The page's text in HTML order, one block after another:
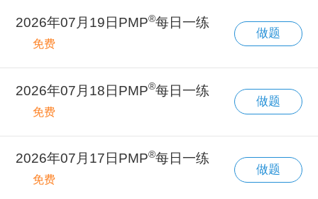
2026年07月19日PMP®每日一练
免费
做题
2026年07月18日PMP®每日一练
免费
做题
2026年07月17日PMP®每日一练
免费
做题